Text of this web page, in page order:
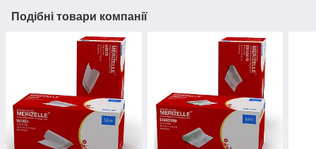
Подібні товари компанії